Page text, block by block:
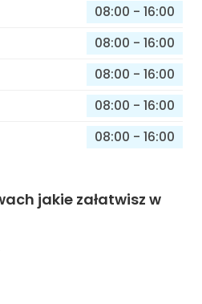
08:00 - 16:00
08:00 - 16:00
08:00 - 16:00
08:00 - 16:00
08:00 - 16:00
jakie załatwisz w